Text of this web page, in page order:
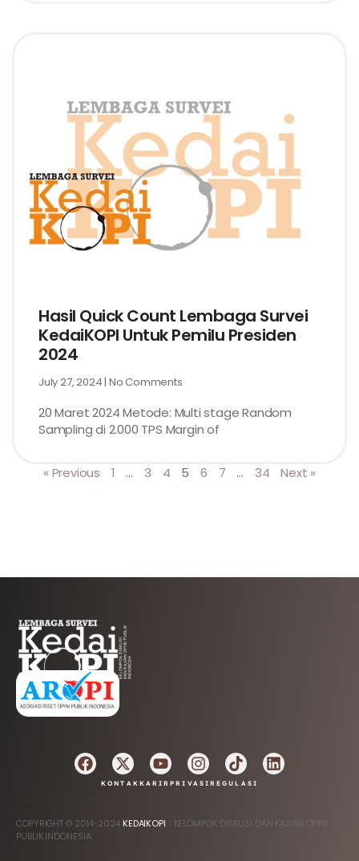
Hasil Quick Count Lembaga Survei
KedaiKOPI Untuk Pemilu Presiden
2024
July 27, 2024 No Comments
20 Maret 2024 Metode: Multi stage Random
Sampling di 2.000 TPS Margin of
« Previous 1 … 3 4 5 6 7 … 34 Next »
AFILIASI
KONTAK KARIRPRIVASI REGULASI
COPYRIGHT © 2014-2024 KEDAIKOPI :: KELOMPOK DISKUSI DAN KAJIAN OPINI
PUBLIK INDONESIA